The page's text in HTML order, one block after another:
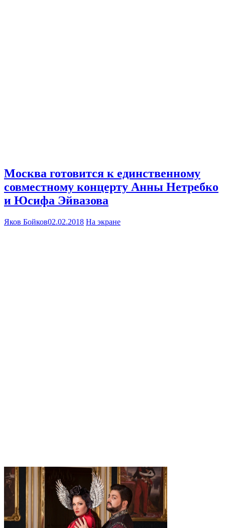
Москва готовится к единственному
совместному концерту Анны Нетребко
и Юсифа Эйвазова
Яков Бойков02.02.2018 На экране